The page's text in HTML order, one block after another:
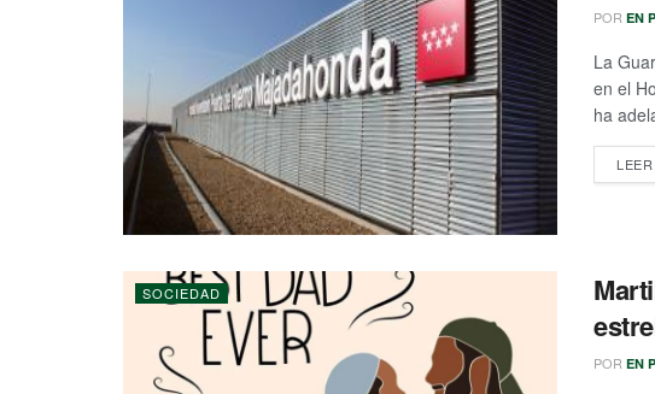
POR EN
La
en el
ha
SOCIEDAD
POR EN